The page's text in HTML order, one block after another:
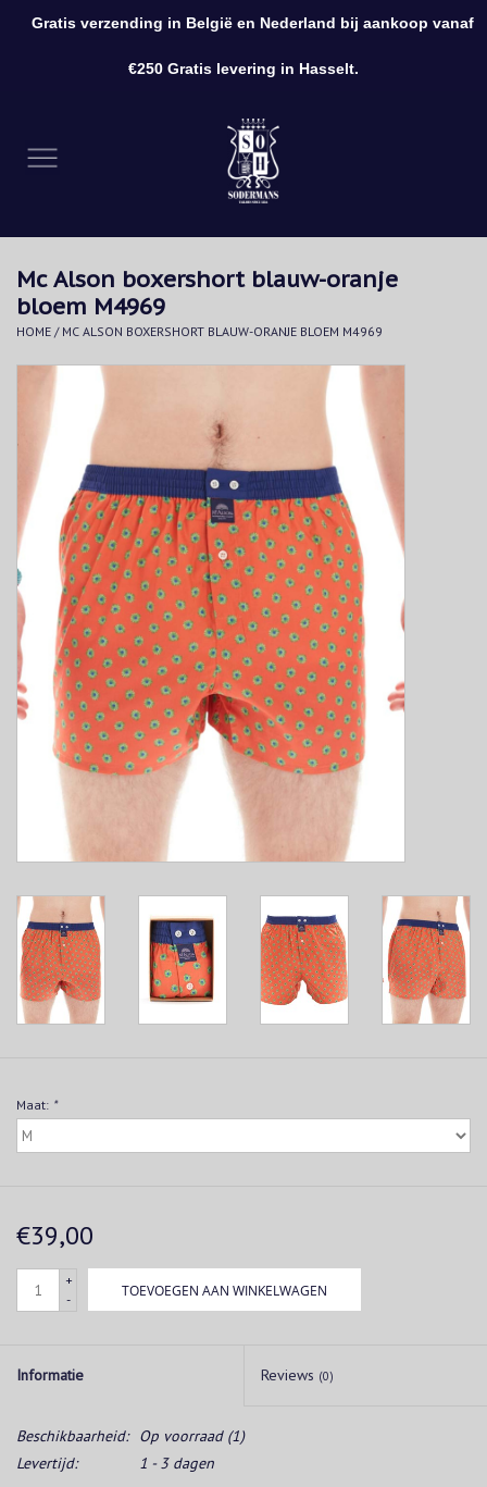
Kleding
Accessoires
Mc Alson boxershort blauw-oranje
bloem M4969
HOME / MC ALSON BOXERSHORT BLAUW-ORANJE BLOEM M4969
Maat: *
€39,00
+
-
TOEVOEGEN AAN WINKELWAGEN
Informatie Reviews (0)
Beschikbaarheid: Op voorraad(1)
Levertijd:
1 - 3 dagen
Gratis verzending in België en Nederland bij aankoop vanaf
€250 Gratis levering in Hasselt.